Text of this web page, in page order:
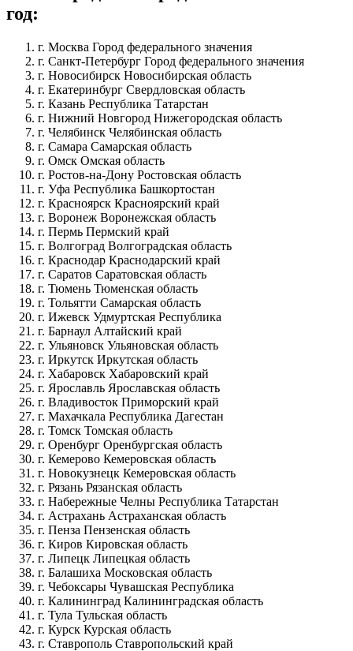
год:
г. Москва Город федерального значения
г. Санкт-Петербург Город федерального значения
г. Новосибирск Новосибирская область
г. Екатеринбург Свердловская область
г. Казань Республика Татарстан
г. Нижний Новгород Нижегородская область
г. Челябинск Челябинская область
г. Самара Самарская область
г. Омск Омская область
г. Ростов-на-Дону Ростовская область
г. Уфа Республика Башкортостан
г. Красноярск Красноярский край
г. Воронеж Воронежская область
г. Пермь Пермский край
г. Волгоград Волгоградская область
г. Краснодар Краснодарский край
г. Саратов Саратовская область
г. Тюмень Тюменская область
г. Тольятти Самарская область
г. Ижевск Удмуртская Республика
г. Барнаул Алтайский край
г. Ульяновск Ульяновская область
г. Иркутск Иркутская область
г. Хабаровск Хабаровский край
г. Ярославль Ярославская область
г. Владивосток Приморский край
г. Махачкала Республика Дагестан
г. Томск Томская область
г. Оренбург Оренбургская область
г. Кемерово Кемеровская область
г. Новокузнецк Кемеровская область
г. Рязань Рязанская область
г. Набережные Челны Республика Татарстан
г. Астрахань Астраханская область
г. Пенза Пензенская область
г. Киров Кировская область
г. Липецк Липецкая область
г. Балашиха Московская область
г. Чебоксары Чувашская Республика
г. Калининград Калининградская область
г. Тула Тульская область
г. Курск Курская область
г. Ставрополь Ставропольский край